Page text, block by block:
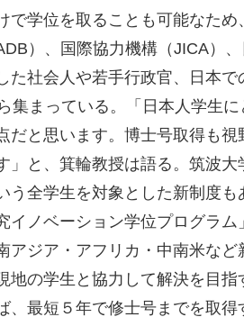
学位を取ることも可能なた
）、国際協力機構（JICA）
た社会人や若手行政官、日本
集まっている。「日本人学生
だと思います。博士号取得も
」と、箕輪教授は語る。筑波
う全学生を対象とした新制度
イノベーション学位プログラ
アジア・アフリカ・中南米な
地の学生と協力して解決を目
、最短５年で修士号までを取得